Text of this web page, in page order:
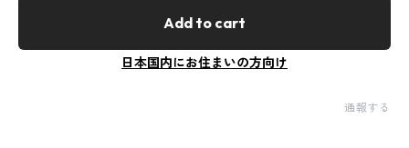
Add to cart
日本国内にお住まいの方向け
通報する